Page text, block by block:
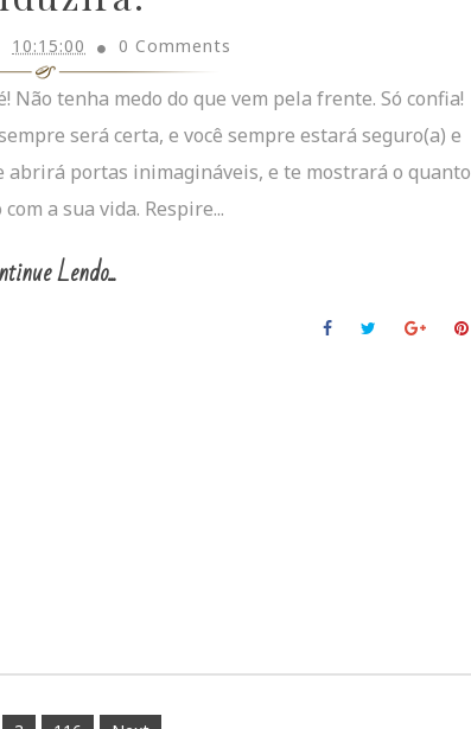
10:15:00 0 Comments
Não tenha medo do que vem pela frente. Só confia!
será certa, e você sempre estará seguro(a) e
abrirá portas inimagináveis, e te mostrará o quanto
a sua vida. Respire...
Lendo...